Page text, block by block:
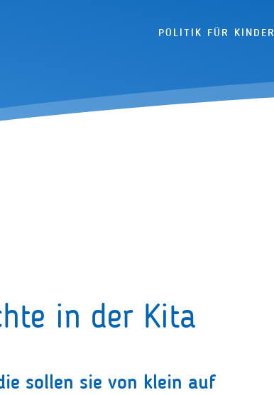
POLITIK FÜR KINDER
in der Kita
sollen sie von klein auf